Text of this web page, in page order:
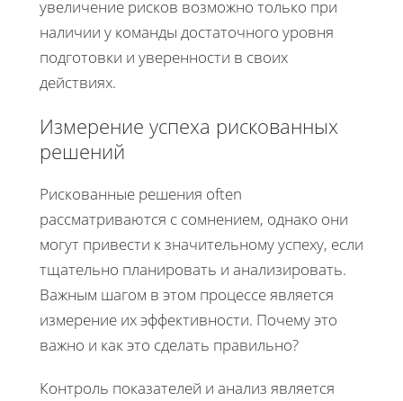
увеличение рисков возможно только при
наличии у команды достаточного уровня
подготовки и уверенности в своих
действиях.
Измерение успеха рискованных
решений
Рискованные решения often
рассматриваются с сомнением, однако они
могут привести к значительному успеху, если
тщательно планировать и анализировать.
Важным шагом в этом процессе является
измерение их эффективности. Почему это
важно и как это сделать правильно?
Контроль показателей и анализ является